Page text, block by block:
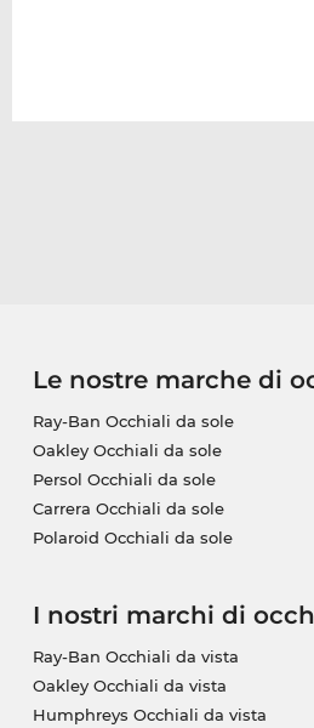
Le nostre marche di
Ray-Ban Occhiali da sole
Oakley Occhiali da sole
Persol Occhiali da sole
Carrera Occhiali da sole
Polaroid Occhiali da sole
I nostri marchi di
Ray-Ban Occhiali da vista
Oakley Occhiali da vista
Humphreys Occhiali da vista